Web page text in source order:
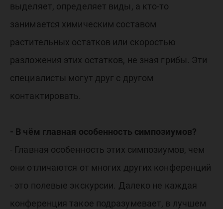
выделяет, определяет виды, а кто-то
занимается химическим составом
растительных остатков или скоростью
разложения этих остатков, не зная грибы. Эти
специалисты могут друг с другом
контактировать.
- В чём главная особенность симпозиумов?
- Главная особенность этих симпозиумов, чем
они отличаются от многих других конференций
- это полевые экскурсии. Далеко не каждая
конференция такое подразумевает, в лучшем